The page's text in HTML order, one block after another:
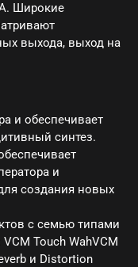
Широкие
выхода, выход на
и обеспечивает
синтез.
и
создания новых
с семью типами
Touch WahVCM
и Distortion